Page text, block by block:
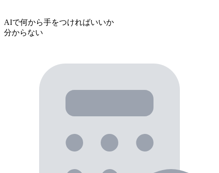
AIで何から手をつければいいか
分からない